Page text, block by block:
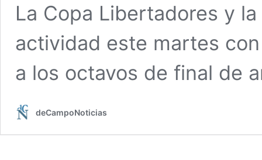
La Copa Libertadores y
actividad este martes
a los octavos de final de
deCampoNoticias